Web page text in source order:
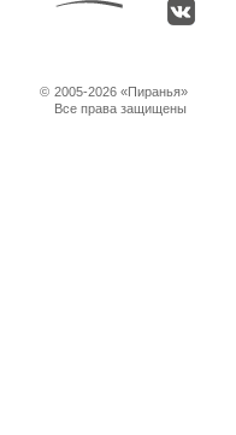
© 2005-2026 «Пиранья»
Все права защищены